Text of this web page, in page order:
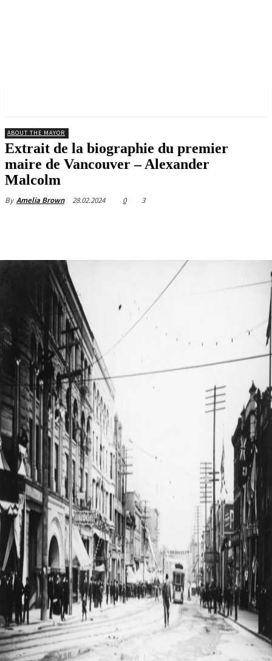
ABOUT THE MAYOR
Extrait de la biographie du premier
maire de Vancouver – Alexander
Malcolm
By Amelia Brown 28.02.2024 0 3